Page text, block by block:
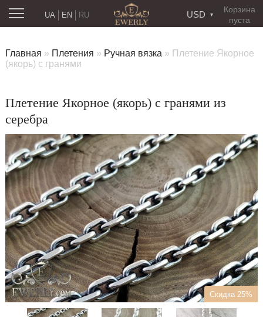
Корзина
пуста
USD
RU
UA EN
Главная » Плетения » Ручная вязка » Плетение Якорное
(якорь) с гранями
Плетение Якорное (якорь) с гранями из
серебра
Скидка 25%